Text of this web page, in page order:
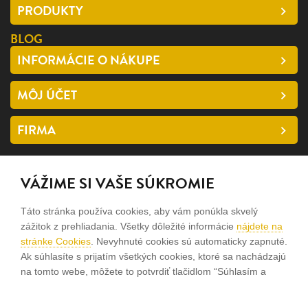
PRODUKTY
BLOG
INFORMÁCIE O NÁKUPE
MÔJ ÚČET
FIRMA
SLEDUJTE NÁS
facebook
instagram
Sme rodinná firma a zameriavame sa na predaj hodiniek a
VÁŽIME SI VAŠE SÚKROMIE
Táto stránka používa cookies, aby vám ponúkla skvelý
zážitok z prehliadania. Všetky dôležité informácie nájdete na
stránke Cookies . Nevyhnuté cookies sú automaticky zapnuté.
Ak súhlasíte s prijatím všetkých cookies, ktoré sa nachádzajú
na tomto webe, môžete to potvrdiť tlačidlom “Súhlasím a